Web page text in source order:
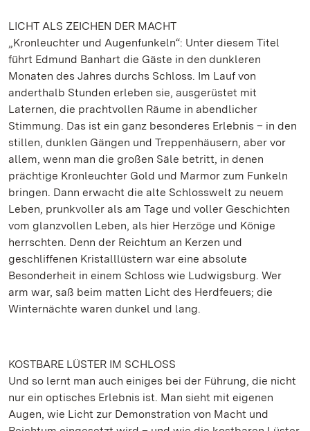
LICHT ALS ZEICHEN DER MACHT
„Kronleuchter und Augenfunkeln“: Unter diesem Titel
führt Edmund Banhart die Gäste in den dunkleren
Monaten des Jahres durchs Schloss. Im Lauf von
anderthalb Stunden erleben sie, ausgerüstet mit
Laternen, die prachtvollen Räume in abendlicher
Stimmung. Das ist ein ganz besonderes Erlebnis – in den
stillen, dunklen Gängen und Treppenhäusern, aber vor
allem, wenn man die großen Säle betritt, in denen
prächtige Kronleuchter Gold und Marmor zum Funkeln
bringen. Dann erwacht die alte Schlosswelt zu neuem
Leben, prunkvoller als am Tage und voller Geschichten
vom glanzvollen Leben, als hier Herzöge und Könige
herrschten. Denn der Reichtum an Kerzen und
geschliffenen Kristalllüstern war eine absolute
Besonderheit in einem Schloss wie Ludwigsburg. Wer
arm war, saß beim matten Licht des Herdfeuers; die
Winternächte waren dunkel und lang.
KOSTBARE LÜSTER IM SCHLOSS
Und so lernt man auch einiges bei der Führung, die nicht
nur ein optisches Erlebnis ist. Man sieht mit eigenen
Augen, wie Licht zur Demonstration von Macht und